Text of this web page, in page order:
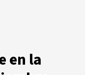
en la